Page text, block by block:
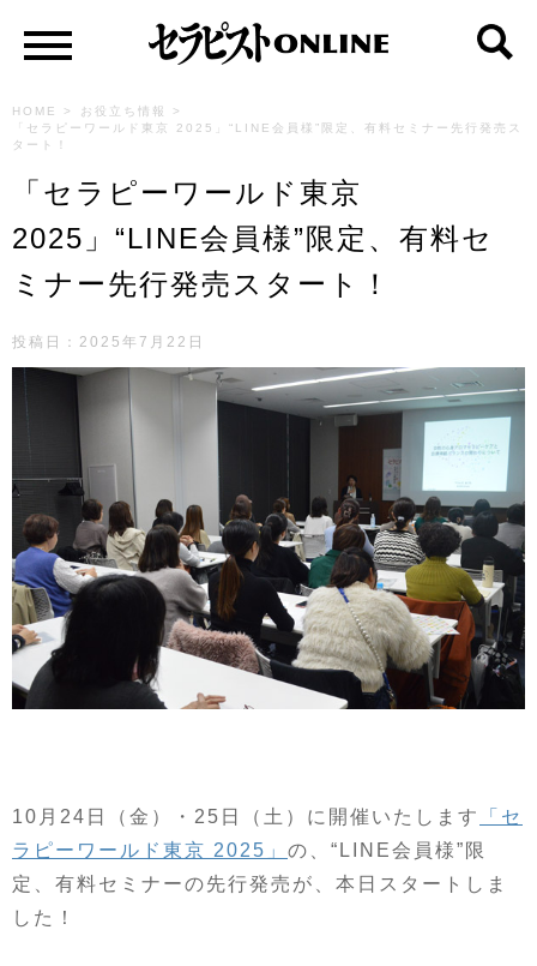
HOME > お役立ち情報
>
「セラピーワールド東京 2025」“LINE会員様”限定、有料セミナー先行発売ス
タート！
「セラピーワールド東京
2025」“LINE会員様”限定、有料セ
ミナー先行発売スタート！
投稿日： 2025年7月22日
10月24日（金）・25日（土）に開催いたします
「セ
ラピーワールド東京 2025」 の、“LINE会員様”限
定、有料セミナーの先行発売が、本日スタートしま
した！